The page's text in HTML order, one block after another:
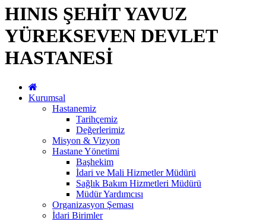
HINIS ŞEHİT YAVUZ
YÜREKSEVEN DEVLET
HASTANESİ
Kurumsal
Hastanemiz
Tarihçemiz
Değerlerimiz
Misyon & Vizyon
Hastane Yönetimi
Başhekim
İdari ve Mali Hizmetler Müdürü
Sağlık Bakım Hizmetleri Müdürü
Müdür Yardımcısı
Organizasyon Şeması
İdari Birimler